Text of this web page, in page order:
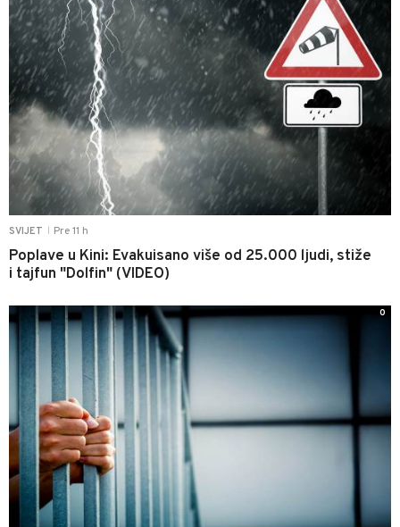
SVIJET Pre 11 h
Poplave u Kini: Evakuisano više od 25.000 ljudi, stiže
i tajfun "Dolfin" (VIDEO)
0